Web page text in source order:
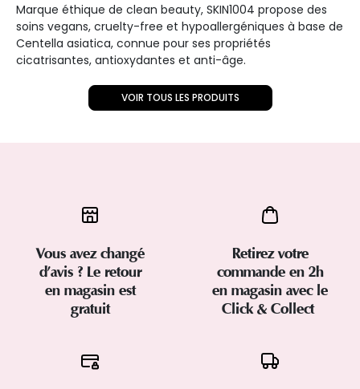
Marque éthique de clean beauty, SKIN1004 propose des
soins vegans, cruelty-free et hypoallergéniques à base de
Centella asiatica, connue pour ses propriétés
cicatrisantes, antioxydantes et anti-âge.
VOIR TOUS LES PRODUITS
Vous avez changé
d’avis ? Le retour
en magasin est
gratuit
Retirez votre
commande en 2h
en magasin avec le
Click & Collect